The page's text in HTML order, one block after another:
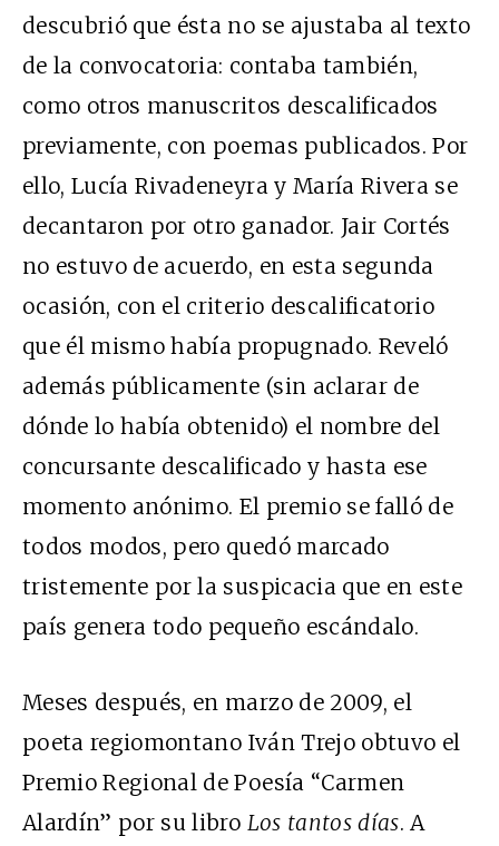
descubrió que ésta no se ajustaba al texto
de la convocatoria: contaba también,
como otros manuscritos descalificados
previamente, con poemas publicados. Por
ello, Lucía Rivadeneyra y María Rivera se
decantaron por otro ganador. Jair Cortés
no estuvo de acuerdo, en esta segunda
ocasión, con el criterio descalificatorio
que él mismo había propugnado. Reveló
además públicamente (sin aclarar de
dónde lo había obtenido) el nombre del
concursante descalificado y hasta ese
momento anónimo. El premio se falló de
todos modos, pero quedó marcado
tristemente por la suspicacia que en este
país genera todo pequeño escándalo.
Meses después, en marzo de 2009, el
poeta regiomontano Iván Trejo obtuvo el
Premio Regional de Poesía “Carmen
Alardín” por su libro Los tantos días. A